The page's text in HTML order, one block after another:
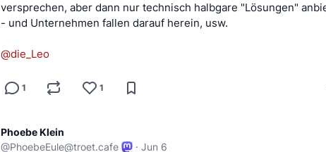
versprechen, aber dann nur technisch halbgare "Lösungen"
- und Unternehmen fallen darauf herein, usw.
@die_Leo
1 1
Phoebe Klein
@PhoebeEule@troet.cafe · Jun 6